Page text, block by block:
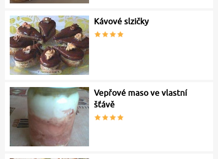
Kávové slzičky
Vepřové maso ve vlastní
šťávě